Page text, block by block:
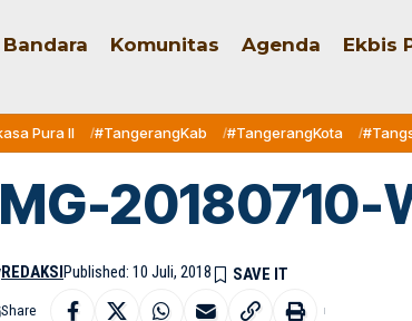
Bandara Komunitas Agenda Ekbis
Pura II #TangerangKab #TangerangKota
20180710-
REDAKSIPublished: 10 Juli, 2018
Share